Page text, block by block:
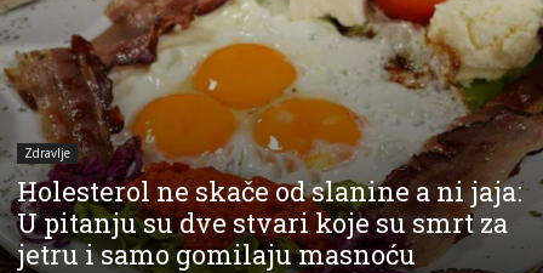
INFO
Zdravlje
Holesterol ne skače od slanine a ni jaja:
U pitanju su dve stvari koje su smrt za
jetru i samo gomilaju masnoću